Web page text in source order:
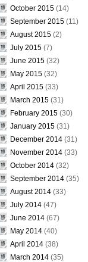
October 2015 (14)
September 2015 (11)
August 2015 (2)
July 2015 (7)
June 2015 (32)
May 2015 (32)
April 2015 (33)
March 2015 (31)
February 2015 (30)
January 2015 (31)
December 2014 (31)
November 2014 (33)
October 2014 (32)
September 2014 (35)
August 2014 (33)
July 2014 (47)
June 2014 (67)
May 2014 (40)
April 2014 (38)
March 2014 (35)